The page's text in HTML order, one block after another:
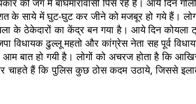
के साये में घुट-घुट कर जीने को मजबूर हो गये हैं।
ठेकेदारों का केंद्र बन गया है। आये दिन कोयला
विधायक ढुल्लू महतो और कांग्रेस नेता सह पूर्व
आम बात हो गयी है। लोगों को अचरज होता है कि
चाहते हैं कि पुलिस कुछ ठोस कदम उठाये, जिससे